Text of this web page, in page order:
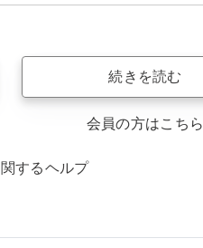
続きを読む
会員の方はこちら
するヘルプ